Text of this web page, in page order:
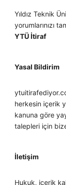
Yıldız Teknik
yorumlarınızı
YTÜ İtiraf
Yasal Bildirim
herkesin içerik
kanuna göre
talepleri için
İletişim
Hukuk, içerik